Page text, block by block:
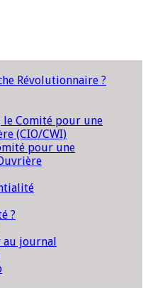
Révolutionnaire ?
Comité pour une
(CIO/CWI)
pour une
?
au journal